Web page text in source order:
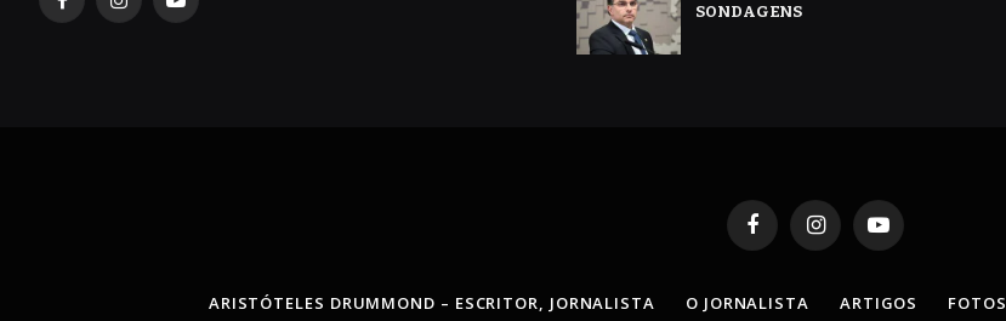
FacebookInstagramYouTube
SONDAGENS
FacebookInstagramYouTube
ARISTÓTELES DRUMMOND – ESCRITOR, JORNALISTA O JORNALISTA ARTIGOS FOTOS